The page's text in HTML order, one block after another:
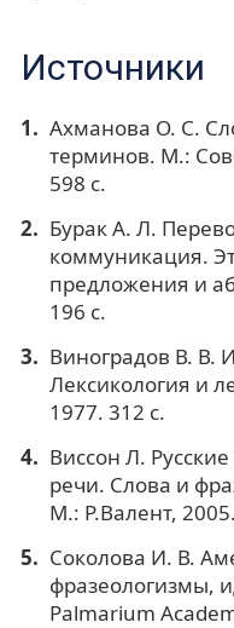
Источники
Ахманова О. С.
терминов. М.:
598 с.
Бурак А. Л.
коммуникация.
предложения и
196 с.
Виноградов В. В.
Лексикология и
1977. 312 с.
Виссон Л.
речи. Слова и
М.: Р.Валент,
Соколова И. В.
фразеологизмы,
Palmarium